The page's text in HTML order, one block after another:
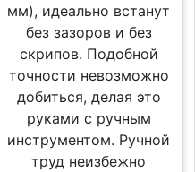
мм), идеально встанут
без зазоров и без
скрипов. Подобной
точности невозможно
добиться, делая это
руками с ручным
инструментом. Ручной
труд неизбежно